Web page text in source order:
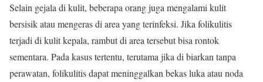
Selain gejala di kulit, beberapa orang juga mengalami kulit
bersisik atau mengeras di area yang terinfeksi. Jika folikulitis
terjadi di kulit kepala, rambut di area tersebut bisa rontok
sementara. Pada kasus tertentu, terutama jika di biarkan tanpa
perawatan, folikulitis dapat meninggalkan bekas luka atau noda